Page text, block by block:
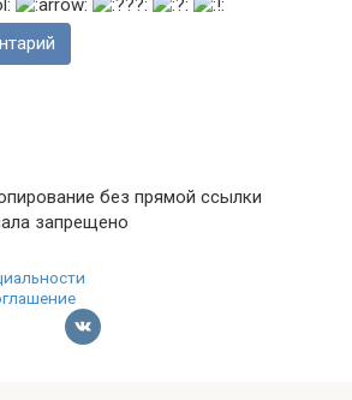
без прямой ссылки
запрещено